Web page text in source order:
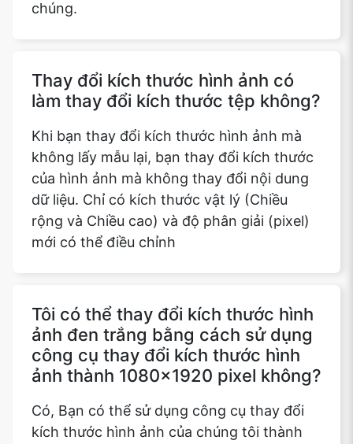
chúng.
Thay đổi kích thước hình ảnh có
làm thay đổi kích thước tệp không?
Khi bạn thay đổi kích thước hình ảnh mà
không lấy mẫu lại, bạn thay đổi kích thước
của hình ảnh mà không thay đổi nội dung
dữ liệu. Chỉ có kích thước vật lý (Chiều
rộng và Chiều cao) và độ phân giải (pixel)
mới có thể điều chỉnh
Tôi có thể thay đổi kích thước hình
ảnh đen trắng bằng cách sử dụng
công cụ thay đổi kích thước hình
ảnh thành 1080x1920 pixel không?
Có, Bạn có thể sử dụng công cụ thay đổi
kích thước hình ảnh của chúng tôi thành